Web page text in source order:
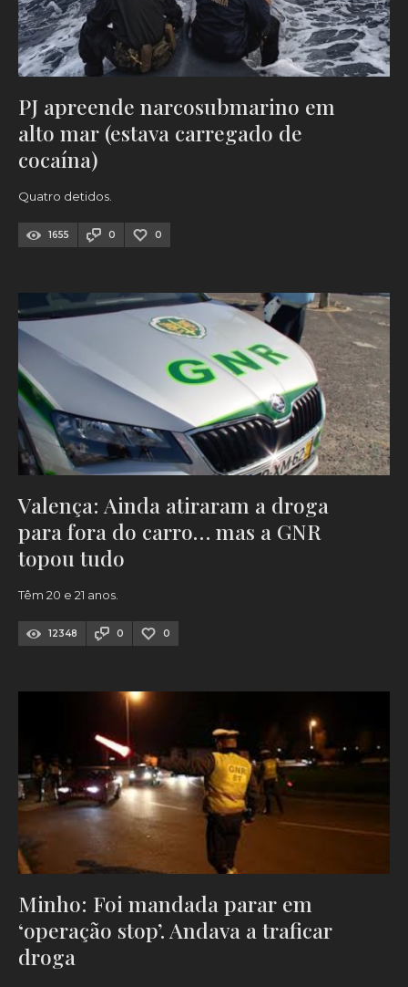
PJ apreende narcosubmarino em
alto mar (estava carregado de
cocaína)
Quatro detidos.
1655 0 0
Valença: Ainda atiraram a droga
para fora do carro… mas a GNR
topou tudo
Têm 20 e 21 anos.
12348 0 0
Minho: Foi mandada parar em
‘operação stop’. Andava a traficar
droga